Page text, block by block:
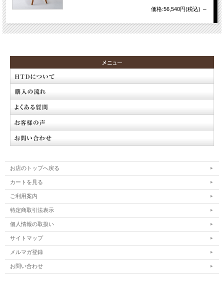
価格:56,540円(税込) ～
お店のトップへ戻る
カートを見る
ご利用案内
特定商取引法表示
個人情報の取扱い
サイトマップ
メルマガ登録
お問い合わせ